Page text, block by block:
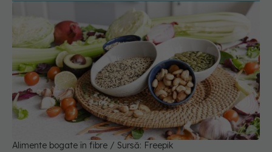
Alimente bogate în fibre / Sursă: Freepik